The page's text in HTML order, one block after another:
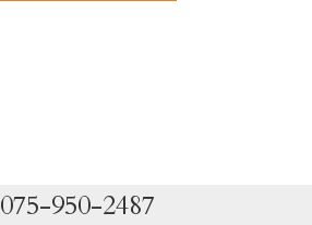
075-950-2487